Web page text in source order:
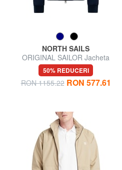
NORTH SAILS
ORIGINAL SAILOR Jacheta
impermeabila
50% REDUCERI
RON 1155.22 RON 577.61